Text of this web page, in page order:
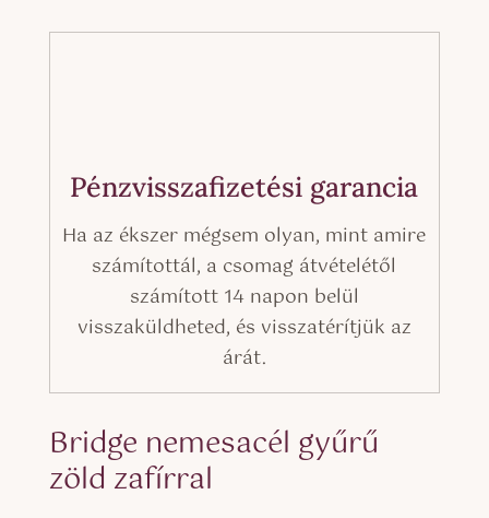
Pénzvisszafizetési garancia
Ha az ékszer mégsem olyan, mint amire
számítottál, a csomag átvételétől
számított 14 napon belül
visszaküldheted, és visszatérítjük az
árát.
Bridge nemesacél gyűrű
zöld zafírral